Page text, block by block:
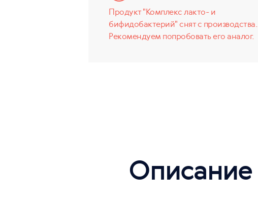
Продукт "Комплекс лакто- и
бифидобактерий" снят с производства.
Рекомендуем попробовать его аналог.
Описание